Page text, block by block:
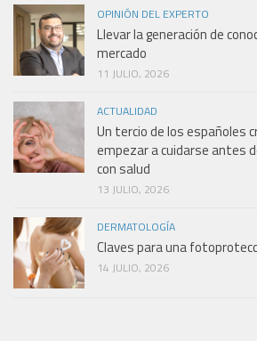
OPINIÓN DEL EXPERTO
Llevar la generación de
mercado
11 JULIO, 2026
ACTUALIDAD
Un tercio de los españoles
empezar a cuidarse antes
con salud
13 JULIO, 2026
DERMATOLOGÍA
Claves para una
14 JULIO, 2026